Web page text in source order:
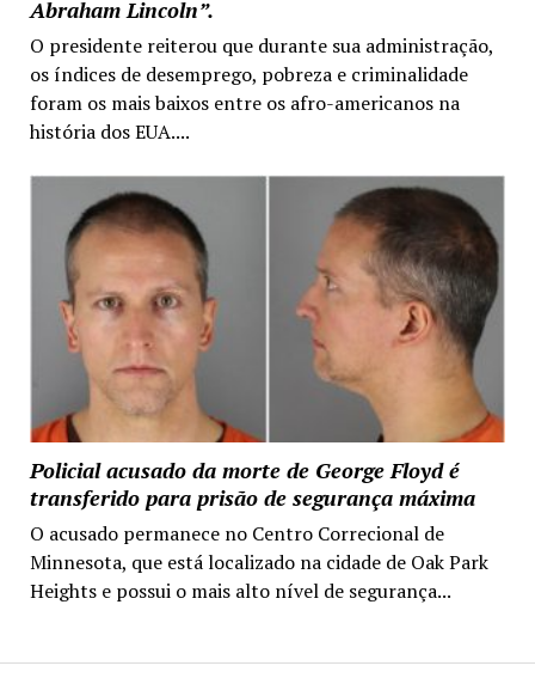
Abraham Lincoln”.
O presidente reiterou que durante sua administração,
os índices de desemprego, pobreza e criminalidade
foram os mais baixos entre os afro-americanos na
história dos EUA....
Policial acusado da morte de George Floyd é
transferido para prisão de segurança máxima
O acusado permanece no Centro Correcional de
Minnesota, que está localizado na cidade de Oak Park
Heights e possui o mais alto nível de segurança...